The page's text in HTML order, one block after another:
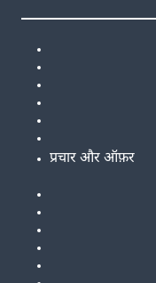
प्रचार और ऑफ़र